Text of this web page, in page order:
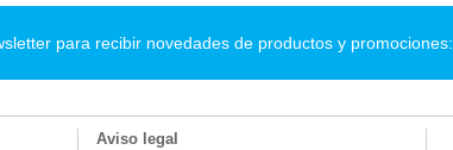
para recibir novedades de productos y promociones:
Aviso legal